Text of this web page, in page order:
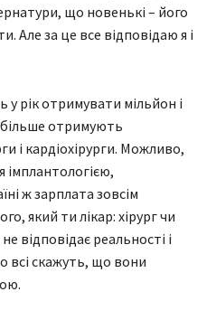
що новенькі – його
Але за це все відповідаю я і
у рік отримувати мільйон і
отримують
і кардіохірурги. Можливо,
ж зарплата зовсім
який ти лікар: хірург чи
відповідає реальності і
всі скажуть, що вони